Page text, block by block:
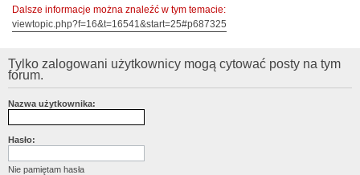
Dalsze informacje można znaleźć w tym temacie:
viewtopic.php?f=16&t=16541&start=25#p687325
Tylko zalogowani użytkownicy mogą cytować posty na tym
forum.
Nazwa użytkownika:
Hasło:
Nie pamiętam hasła